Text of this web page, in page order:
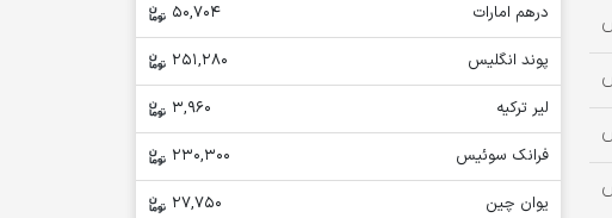
درهم امارات
50,704
پوند انگلیس
251,280
لیر ترکیه
3,960
فرانک سوئیس
230,300
یوان چین
27,750